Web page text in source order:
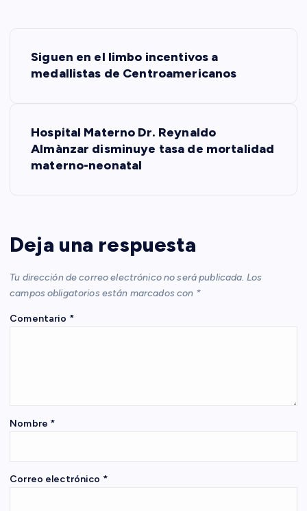
c
i
ó
e
n
Siguen en el limbo incentivos a
medallistas de Centroamericanos
Hospital Materno Dr. Reynaldo
Almànzar disminuye tasa de mortalidad
materno-neonatal
Deja una respuesta
Tu dirección de correo electrónico no será publicada. Los
campos obligatorios están marcados con *
Comentario *
Nombre *
Correo electrónico *